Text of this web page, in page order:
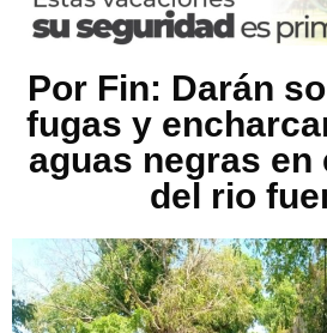
Por Fin: Darán
fugas y
aguas negras en
del rio